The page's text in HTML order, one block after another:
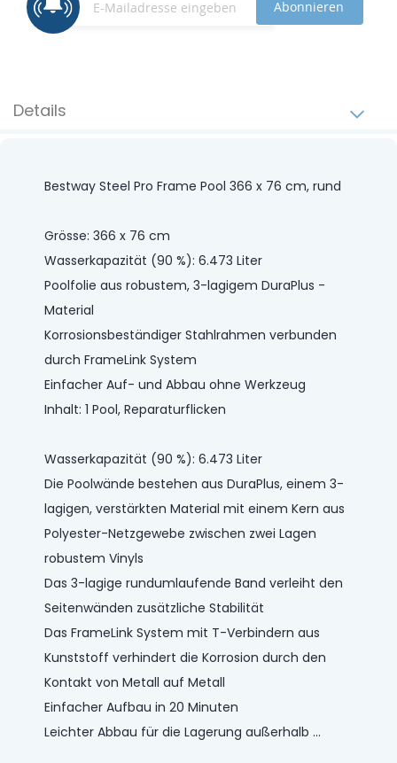
Abonnieren
Details
Bestway Steel Pro Frame Pool 366 x 76 cm, rund
Grösse: 366 x 76 cm
Wasserkapazität (90 %): 6.473 Liter
Poolfolie aus robustem, 3-lagigem DuraPlus -
Material
Korrosionsbeständiger Stahlrahmen verbunden
durch FrameLink System
Einfacher Auf- und Abbau ohne Werkzeug
Inhalt: 1 Pool, Reparaturflicken
Wasserkapazität (90 %): 6.473 Liter
Die Poolwände bestehen aus DuraPlus, einem 3-
lagigen, verstärkten Material mit einem Kern aus
Polyester-Netzgewebe zwischen zwei Lagen
robustem Vinyls
Das 3-lagige rundumlaufende Band verleiht den
Seitenwänden zusätzliche Stabilität
Das FrameLink System mit T-Verbindern aus
Kunststoff verhindert die Korrosion durch den
Kontakt von Metall auf Metall
Einfacher Aufbau in 20 Minuten
Leichter Abbau für die Lagerung außerhalb ...